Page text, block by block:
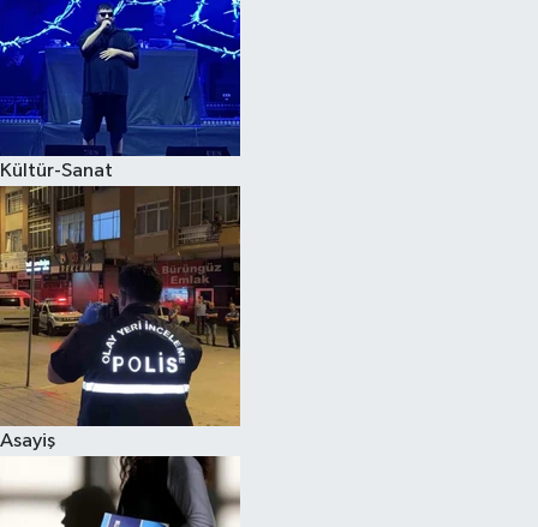
Kültür-Sanat
Asayiş